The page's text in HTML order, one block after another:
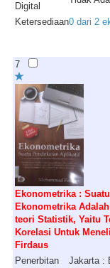
Digital
Ketersediaan0 dari 2
7
Ekonometrika :
Ekonometrika
teori Statistik, Yaitu
Korelasi Untuk
Firdaus
Penerbitan
Jakarta :